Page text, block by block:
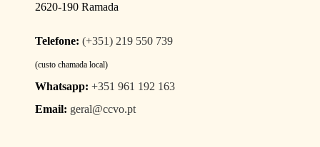
2620-190 Ramada
Telefone: (+351) 219 550 739
(custo chamada local)
Whatsapp: +351 961 192 163
Email: geral@ccvo.pt